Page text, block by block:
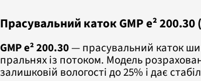
з
Прасувальний каток GMP e²
GMP e² 200.30— прасувальний каток
пральнях із потоком. Модель
залишковій вологості до 25% і дає